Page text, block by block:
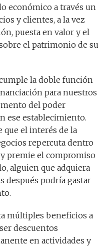
económico a través un
y clientes, a la vez
puesta en valor y el
el patrimonio de su
la doble función
para nuestros
del poder
ese establecimiento.
que el interés de la
repercuta dentro
premie el compromiso
alguien que adquiera
después podría gastar
múltiples beneficios a
descuentos
en actividades y